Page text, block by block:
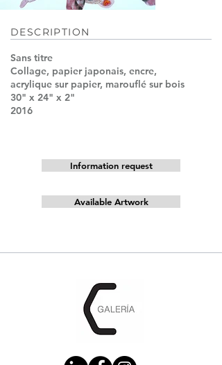
DESCRIPTION
Sans titre
Collage, papier japonais, encre,
acrylique sur papier, marouflé sur bois
30" x 24" x 2"
2016
Information request
Available Artwork